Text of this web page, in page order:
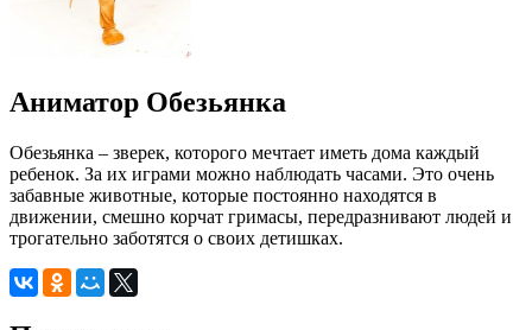
Аниматор Обезьянка
Обезьянка – зверек, которого мечтает иметь дома каждый
ребенок. За их играми можно наблюдать часами. Это очень
забавные животные, которые постоянно находятся в
движении, смешно корчат гримасы, передразнивают людей и
трогательно заботятся о своих детишках.